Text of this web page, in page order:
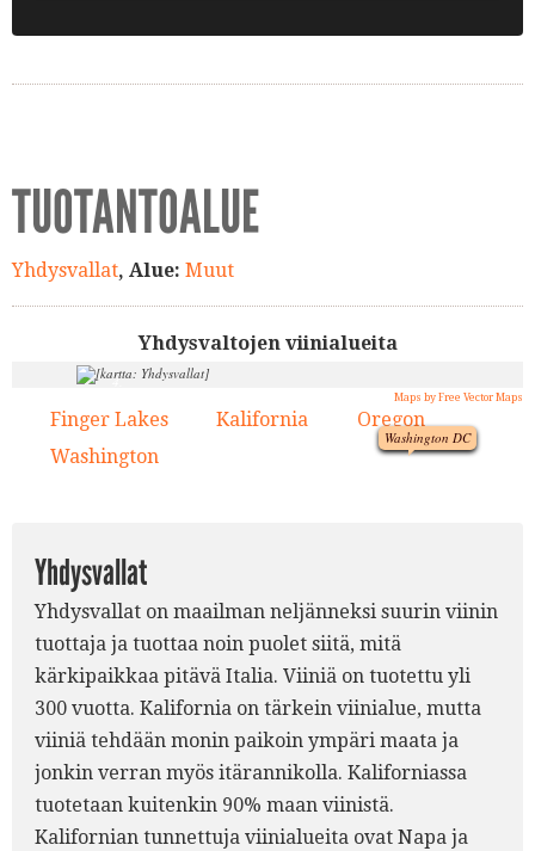
TUOTANTOALUE
Yhdysvallat, Alue: Muut
Yhdysvaltojen viinialueita
Washington DC
1.
3.
4.
Maps by Free Vector Maps
Finger Lakes Kalifornia Oregon
Washington
Yhdysvallat
Yhdysvallat on maailman neljänneksi suurin viinin
tuottaja ja tuottaa noin puolet siitä, mitä
kärkipaikkaa pitävä Italia. Viiniä on tuotettu yli
300 vuotta. Kalifornia on tärkein viinialue, mutta
viiniä tehdään monin paikoin ympäri maata ja
jonkin verran myös itärannikolla. Kaliforniassa
tuotetaan kuitenkin 90% maan viinistä.
Kalifornian tunnettuja viinialueita ovat Napa ja